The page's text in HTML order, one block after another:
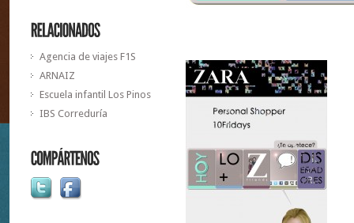
Agencia de viajes F1S
ARNAIZ
Escuela infantil Los Pinos
IBS Correduría